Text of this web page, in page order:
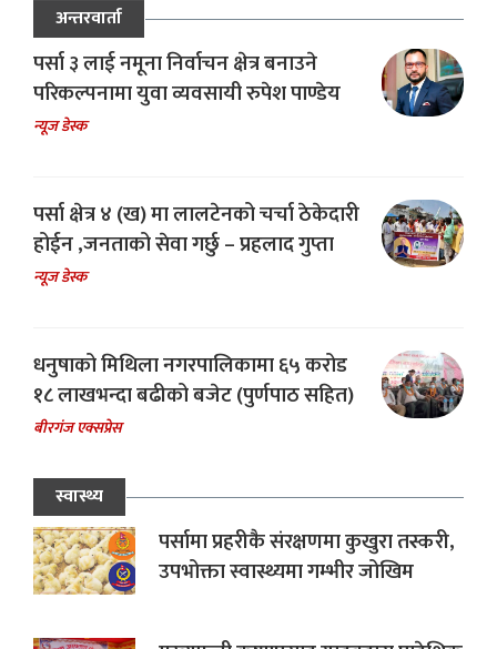
अन्तरवार्ता
पर्सा ३ लाई नमूना निर्वाचन क्षेत्र बनाउने
परिकल्पनामा युवा व्यवसायी रुपेश पाण्डेय
न्यूज डेस्क
पर्सा क्षेत्र ४ (ख) मा लालटेनको चर्चा ठेकेदारी
होईन ,जनताको सेवा गर्छु – प्रहलाद गुप्ता
न्यूज डेस्क
धनुषाको मिथिला नगरपालिकामा ६५ करोड
१८ लाखभन्दा बढीको बजेट (पुर्णपाठ सहित)
बीरगंज एक्सप्रेस
स्वास्थ्य
पर्सामा प्रहरीकै संरक्षणमा कुखुरा तस्करी,
उपभोक्ता स्वास्थ्यमा गम्भीर जोखिम